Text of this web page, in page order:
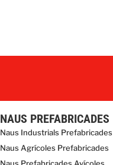
NAUS PREFABRICADES
Naus Industrials Prefabricades
Naus Agrícoles Prefabricades